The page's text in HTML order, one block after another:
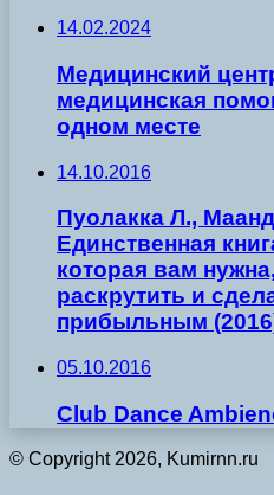
14.02.2024
Медицинский
медицинская
одном месте
14.10.2016
Пуолакка Л.,
Единственная
которая вам
раскрутить и
прибыльным
05.10.2016
Club Dance
© Copyright 2026, Kumirnn.ru